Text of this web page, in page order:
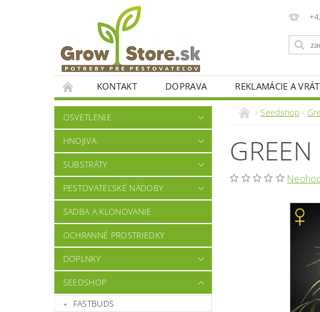
KONTAKT DOPRAVA REKLAMÁCIE A
OSVETLENIE
HNOJIVA
SUBSTRÁTY
PESTOVATEĽSKÉ NÁDOBY
SADBA A KLONOVANIE
OCHRANNÉ PROSTRIEDKY
DOPLNKY
SEEDSHOP
FASTBUDS
Seedshop